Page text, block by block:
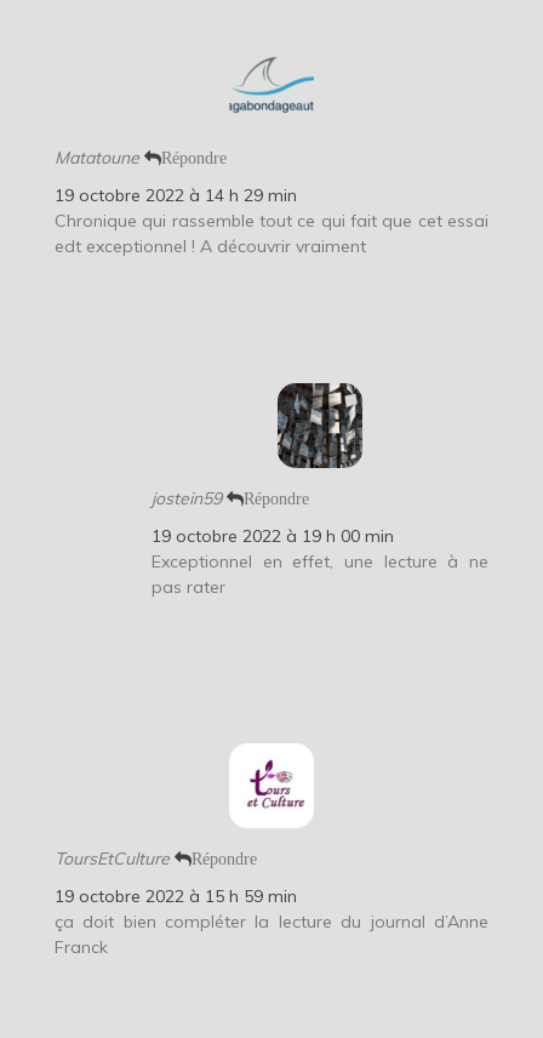
Matatoune Répondre
19 octobre 2022 à 14 h 29 min
Chronique qui rassemble tout ce qui fait que cet essai
edt exceptionnel ! A découvrir vraiment
jostein59 Répondre
19 octobre 2022 à 19 h 00 min
Exceptionnel en effet, une lecture à ne
pas rater
ToursEtCulture Répondre
19 octobre 2022 à 15 h 59 min
ça doit bien compléter la lecture du journal d’Anne
Franck